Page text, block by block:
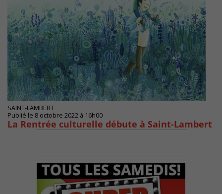
SAINT-LAMBERT
Publié le 8 octobre 2022 à 16h00
La Rentrée culturelle débute à Saint-Lambert